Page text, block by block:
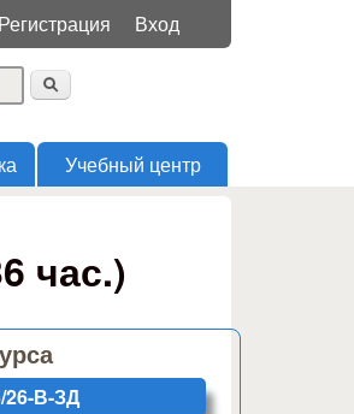
Меню пользователя
Регистрация Вход
Учебный центр
час.)
26-В-ЗД